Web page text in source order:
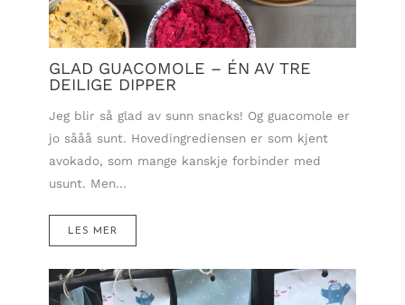
GLAD GUACOMOLE – ÉN AV TRE
DEILIGE DIPPER
Jeg blir så glad av sunn snacks! Og guacomole er
jo sååå sunt. Hovedingrediensen er som kjent
avokado, som mange kanskje forbinder med
usunt. Men…
LES MER